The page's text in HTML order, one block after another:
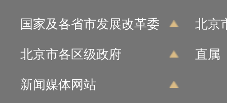
国家及各省市发展改革委 北京
北京市各区级政府 直属
新闻媒体网站